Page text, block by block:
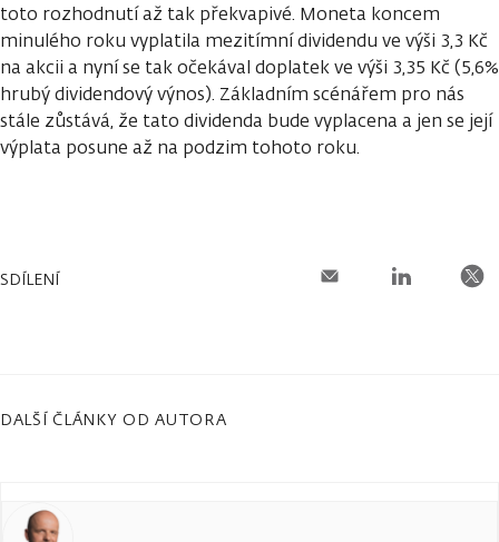
toto rozhodnutí až tak překvapivé. Moneta koncem
minulého roku vyplatila mezitímní dividendu ve výši 3,3 Kč
na akcii a nyní se tak očekával doplatek ve výši 3,35 Kč (5,6%
hrubý dividendový výnos). Základním scénářem pro nás
stále zůstává, že tato dividenda bude vyplacena a jen se její
výplata posune až na podzim tohoto roku.
SDÍLENÍ
DALŠÍ ČLÁNKY OD AUTORA